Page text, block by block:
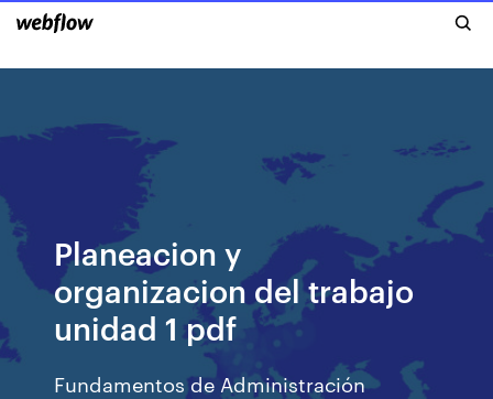
Planeacion y
organizacion del trabajo
unidad 1 pdf
Fundamentos de Administración